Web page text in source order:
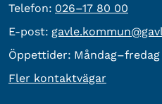
Telefon: Telefon:
026–17 80 00
E-post: E-post:
Öppettider:
Fler kontaktvägar